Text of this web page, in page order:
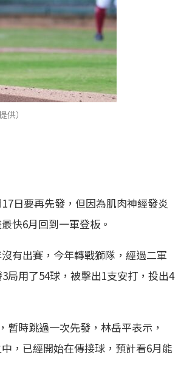
）
日要再先發，但因為肌肉神經發炎
快6月回到一軍登板。
有出賽，今年轉戰獅隊，經過二軍
局用了54球，被擊出1支安打，投出4
時跳過一次先發，林岳平表示，
，已經開始在傳接球，預計看6月能